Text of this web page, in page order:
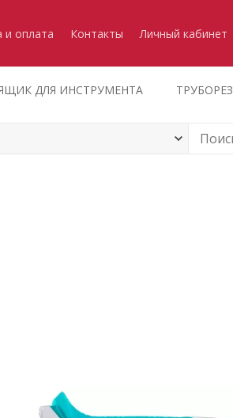
и оплата Контакты Личный кабинет
ДЛЯ ИНСТРУМЕНТА ТРУБОРЕЗ